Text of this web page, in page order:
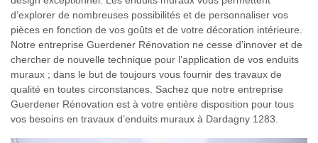
d’explorer de nombreuses possibilités et de personnaliser vos
pièces en fonction de vos goûts et de votre décoration intérieure.
Notre entreprise Guerdener Rénovation ne cesse d’innover et de
chercher de nouvelle technique pour l’application de vos enduits
muraux ; dans le but de toujours vous fournir des travaux de
qualité en toutes circonstances. Sachez que notre entreprise
Guerdener Rénovation est à votre entière disposition pour tous
vos besoins en travaux d’enduits muraux à Dardagny 1283.